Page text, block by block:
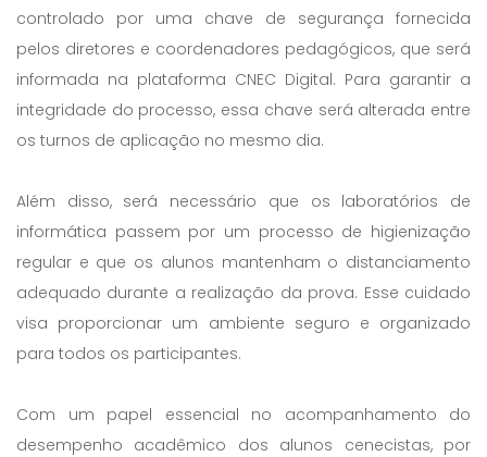
controlado por uma chave de segurança fornecida
pelos diretores e coordenadores pedagógicos, que será
informada na plataforma CNEC Digital. Para garantir a
integridade do processo, essa chave será alterada entre
os turnos de aplicação no mesmo dia.
Além disso, será necessário que os laboratórios de
informática passem por um processo de higienização
regular e que os alunos mantenham o distanciamento
adequado durante a realização da prova. Esse cuidado
visa proporcionar um ambiente seguro e organizado
para todos os participantes.
Com um papel essencial no acompanhamento do
desempenho acadêmico dos alunos cenecistas, por